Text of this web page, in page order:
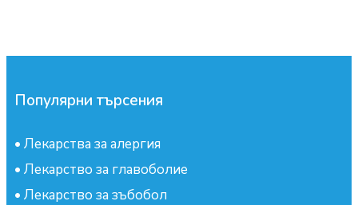
Популярни търсения
• Лекарства за алергия
• Лекарство за главоболие
• Лекарство за зъбобол